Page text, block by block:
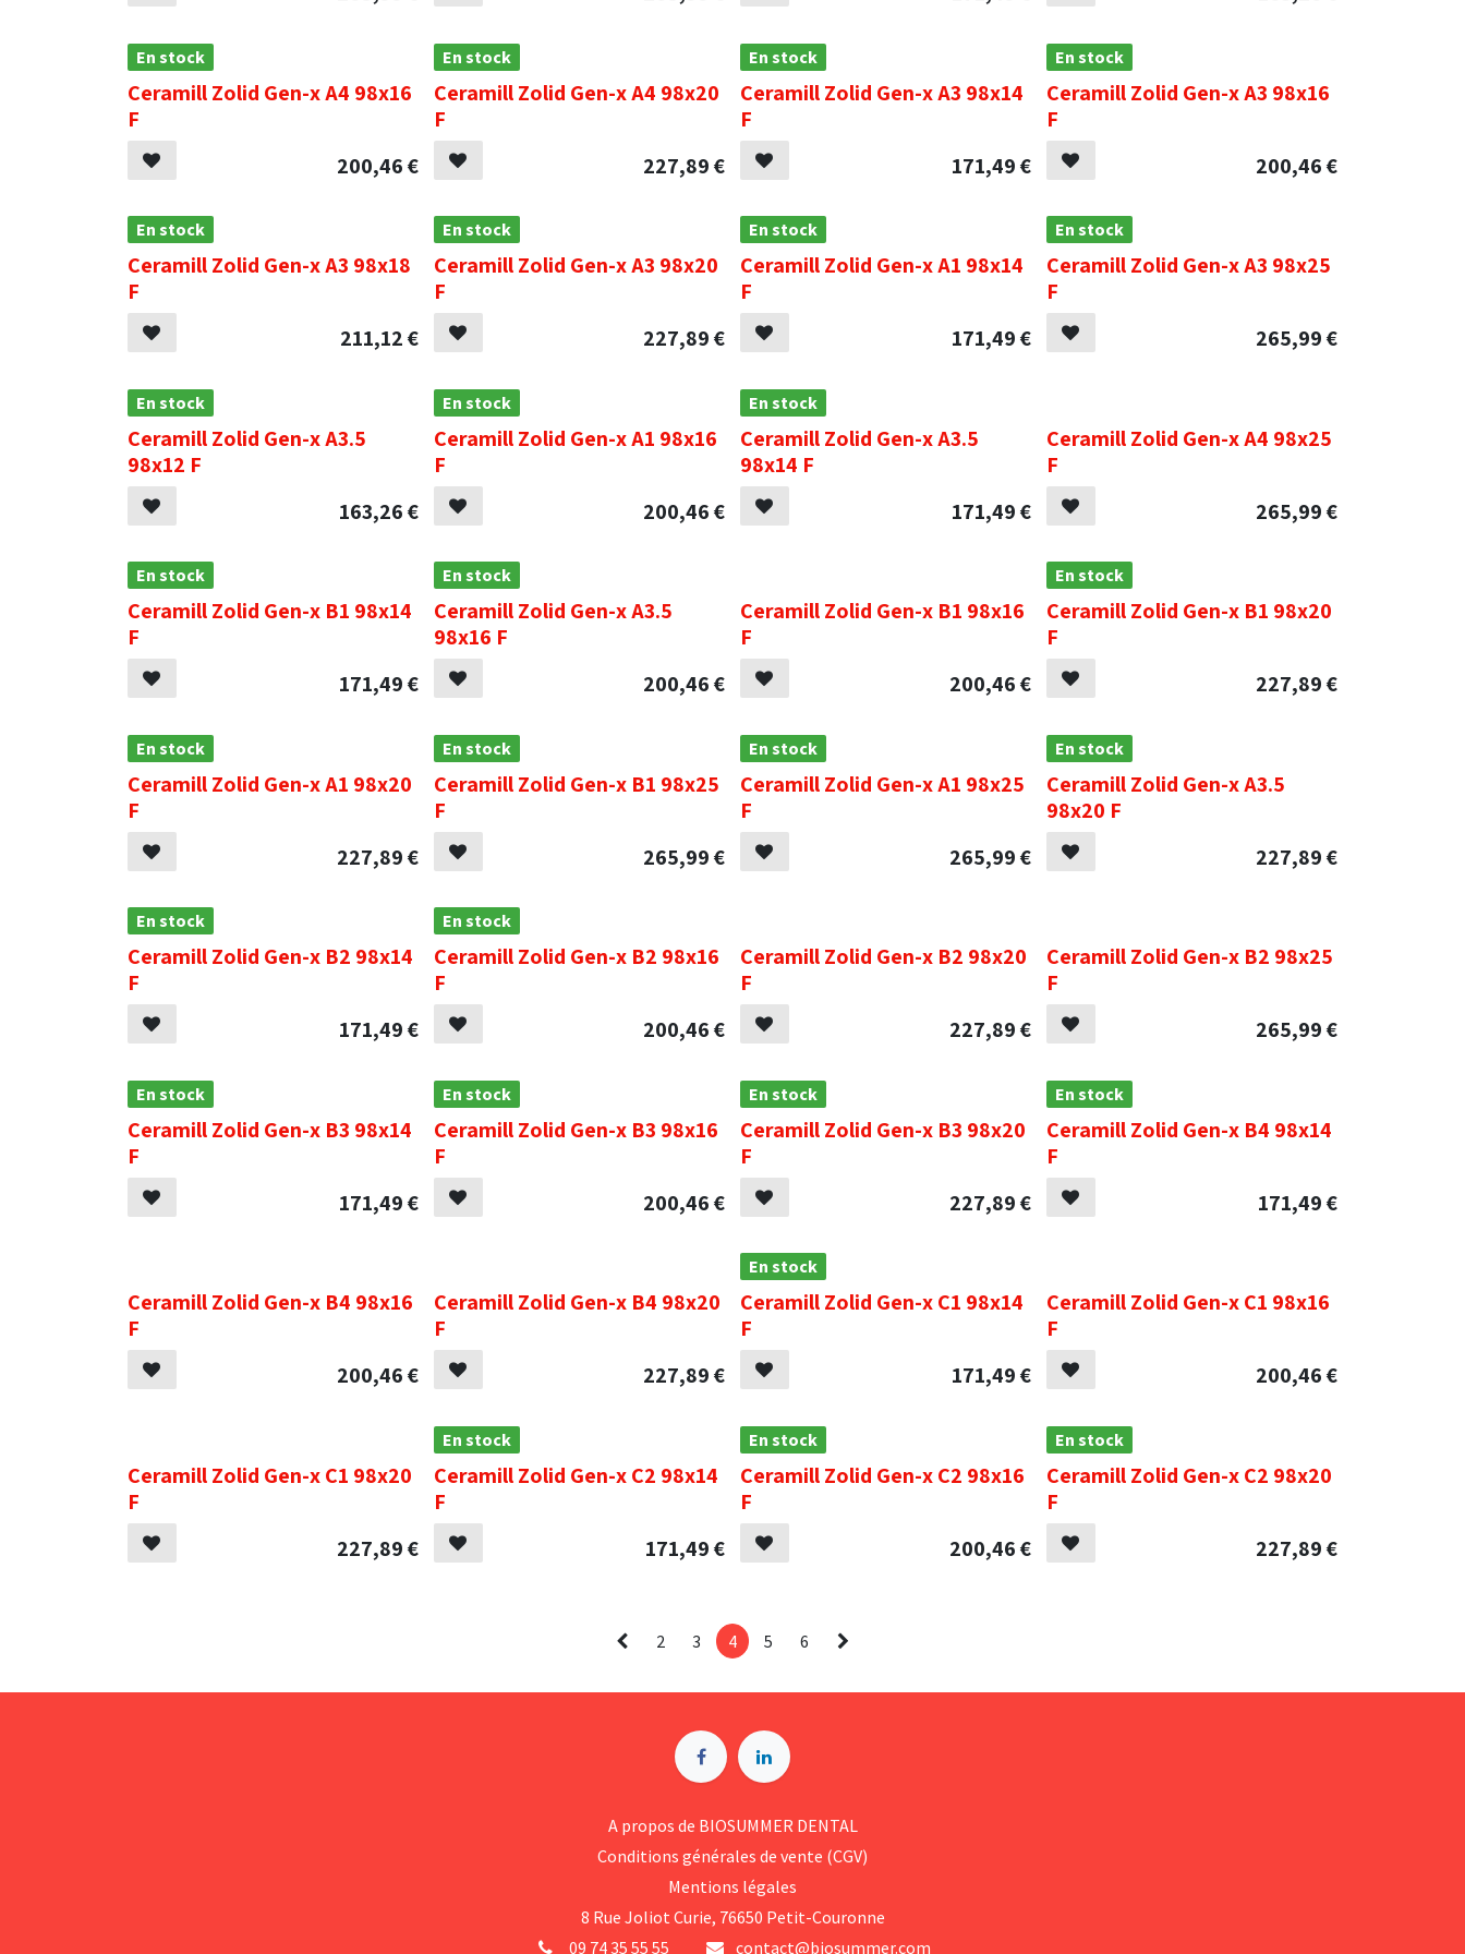
En stock
Ceramill Zolid Gen-x A4 98x16
F
200,46€
En stock
Ceramill Zolid Gen-x A4 98x20
F
227,89€
En stock
Ceramill Zolid Gen-x A3 98x14
F
171,49€
En stock
Ceramill Zolid Gen-x A3 98x16
F
200,46€
En stock
Ceramill Zolid Gen-x A3 98x18
F
211,12€
En stock
Ceramill Zolid Gen-x A3 98x20
F
227,89€
En stock
Ceramill Zolid Gen-x A1 98x14
F
171,49€
En stock
Ceramill Zolid Gen-x A3 98x25
F
265,99€
En stock
Ceramill Zolid Gen-x A3.5
98x12 F
163,26€
En stock
Ceramill Zolid Gen-x A1 98x16
F
200,46€
En stock
Ceramill Zolid Gen-x A3.5
98x14 F
171,49€
Ceramill Zolid Gen-x A4 98x25
F
265,99€
En stock
Ceramill Zolid Gen-x B1 98x14
F
171,49€
En stock
Ceramill Zolid Gen-x A3.5
98x16 F
200,46€
Ceramill Zolid Gen-x B1 98x16
F
200,46€
En stock
Ceramill Zolid Gen-x B1 98x20
F
227,89€
En stock
Ceramill Zolid Gen-x A1 98x20
F
227,89€
En stock
Ceramill Zolid Gen-x B1 98x25
F
265,99€
En stock
Ceramill Zolid Gen-x A1 98x25
F
265,99€
En stock
Ceramill Zolid Gen-x A3.5
98x20 F
227,89€
En stock
Ceramill Zolid Gen-x B2 98x14
F
171,49€
En stock
Ceramill Zolid Gen-x B2 98x16
F
200,46€
Ceramill Zolid Gen-x B2 98x20
F
227,89€
Ceramill Zolid Gen-x B2 98x25
F
265,99€
En stock
Ceramill Zolid Gen-x B3 98x14
F
171,49€
En stock
Ceramill Zolid Gen-x B3 98x16
F
200,46€
En stock
Ceramill Zolid Gen-x B3 98x20
F
227,89€
En stock
Ceramill Zolid Gen-x B4 98x14
F
171,49€
Ceramill Zolid Gen-x B4 98x16
F
200,46€
Ceramill Zolid Gen-x B4 98x20
F
227,89€
En stock
Ceramill Zolid Gen-x C1 98x14
F
171,49€
Ceramill Zolid Gen-x C1 98x16
F
200,46€
Ceramill Zolid Gen-x C1 98x20
F
227,89€
En stock
Ceramill Zolid Gen-x C2 98x14
F
171,49€
En stock
Ceramill Zolid Gen-x C2 98x16
F
200,46€
En stock
Ceramill Zolid Gen-x C2 98x20
F
227,89€
2 3 4 5 6
A p​ropos de BIOSUMMER DENTAL
Conditions générales d​e vente (CGV)
Mentions légales
8 Rue Jol​iot Curie, 76650 Petit-Couronne
09 74 35 55 55
contact@biosummer.com